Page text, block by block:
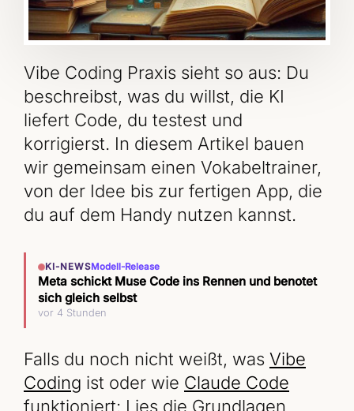
Vibe Coding Praxis sieht so aus: Du
beschreibst, was du willst, die KI
liefert Code, du testest und
korrigierst. In diesem Artikel bauen
wir gemeinsam einen Vokabeltrainer,
von der Idee bis zur fertigen App, die
du auf dem Handy nutzen kannst.
KI-NEWSModell-Release
Meta schickt Muse Code ins Rennen und benotet
sich gleich selbst
vor 4 Stunden
Falls du noch nicht weißt, was Vibe
Coding ist oder wie Claude Code
funktioniert: Lies die Grundlagen